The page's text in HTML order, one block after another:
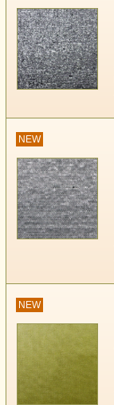
NEW
NEW